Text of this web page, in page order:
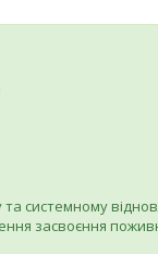
та системному
засвоєння